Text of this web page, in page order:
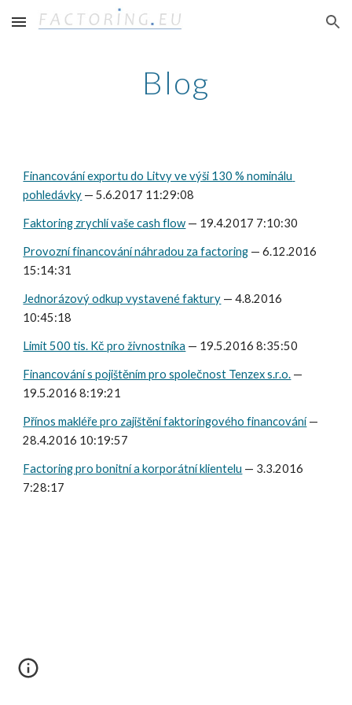
Skip to main content Skip to navigation
Blog
Financování exportu do Litvy ve výši 130 % nominálu
pohledávky — 5.6.2017 11:29:08
Faktoring zrychlí vaše cash flow — 19.4.2017 7:10:30
Provozní financování náhradou za factoring — 6.12.2016
15:14:31
Jednorázový odkup vystavené faktury — 4.8.2016
10:45:18
Limit 500 tis. Kč pro živnostníka — 19.5.2016 8:35:50
Financování s pojištěním pro společnost Tenzex s.r.o. —
19.5.2016 8:19:21
Přínos makléře pro zajištění faktoringového financování —
28.4.2016 10:19:57
Factoring pro bonitní a korporátní klientelu — 3.3.2016
7:28:17